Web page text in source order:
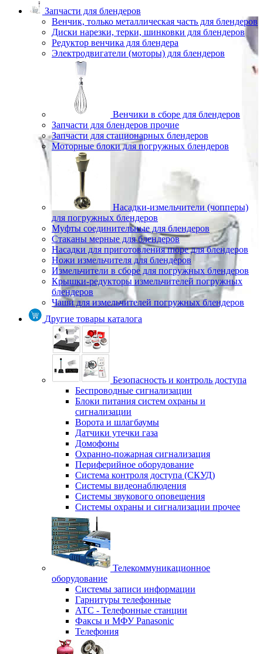
Запчасти для блендеров
Венчик, только металлическая часть для блендеров
Диски нарезки, терки, шинковки для блендеров
Редуктор венчика для блендера
Электродвигатели (моторы) для блендеров
Венчики в сборе для блендеров
Запчасти для блендеров прочие
Запчасти для стационарных блендеров
Моторные блоки для погружных блендеров
Насадки-измельчители (чопперы)
для погружных блендеров
Муфты соединительные для блендеров
Стаканы мерные для блендеров
Насадки для приготовления пюре для блендеров
Ножи измельчителя для блендеров
Измельчители в сборе для погружных блендеров
Крышки-редукторы измельчителей погружных
блендеров
Чаши для измельчителей погружных блендеров
Другие товары каталога
Безопасность и контроль доступа
Беспроводные сигнализации
Блоки питания систем охраны и
сигнализации
Ворота и шлагбаумы
Датчики утечки газа
Домофоны
Охранно-пожарная сигнализация
Периферийное оборудование
Система контроля доступа (СКУД)
Системы видеонаблюдения
Системы звукового оповещения
Системы охраны и сигнализации прочее
Телекоммуникационное
оборудование
Системы записи информации
Гарнитуры телефонные
АТС - Телефонные станции
Факсы и МФУ Panasonic
Телефония